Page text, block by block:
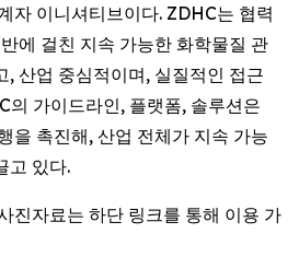
자 이니셔티브이다. ZDHC는 협력
에 걸친 지속 가능한 화학물질 관
, 산업 중심적이며, 실질적인 접근
의 가이드라인, 플랫폼, 솔루션은
을 촉진해, 산업 전체가 지속 가능
고 있다.
진자료는 하단 링크를 통해 이용 가